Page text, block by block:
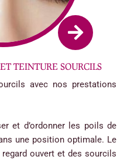
TEINTURE SOURCILS
avec nos prestations
et d’ordonner les poils de
une position optimale. Le
ouvert et des sourcils